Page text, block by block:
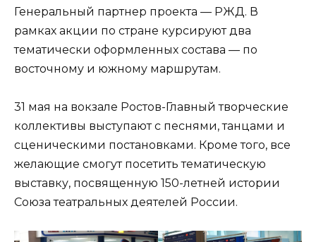
Генеральный партнер проекта — РЖД. В
рамках акции по стране курсируют два
тематически оформленных состава — по
восточному и южному маршрутам.
31 мая на вокзале Ростов-Главный творческие
коллективы выступают с песнями, танцами и
сценическими постановками. Кроме того, все
желающие смогут посетить тематическую
выставку, посвященную 150-летней истории
Союза театральных деятелей России.